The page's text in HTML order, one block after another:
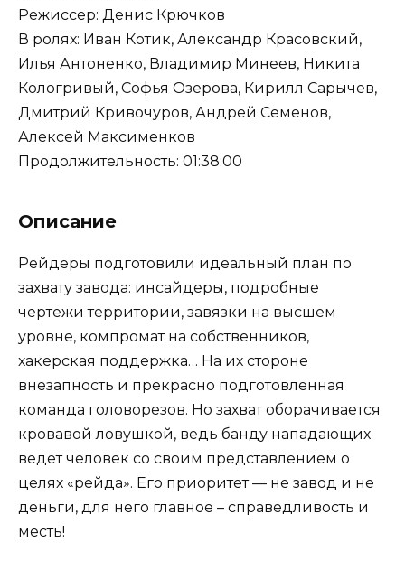
Режиссер: Денис Крючков
В ролях: Иван Котик, Александр Красовский,
Илья Антоненко, Владимир Минеев, Никита
Кологривый, Софья Озерова, Кирилл Сарычев,
Дмитрий Кривочуров, Андрей Семенов,
Алексей Максименков
Продолжительность: 01:38:00
Описание
Рейдеры подготовили идеальный план по
захвату завода: инсайдеры, подробные
чертежи территории, завязки на высшем
уровне, компромат на собственников,
хакерская поддержка… На их стороне
внезапность и прекрасно подготовленная
команда головорезов. Но захват оборачивается
кровавой ловушкой, ведь банду нападающих
ведет человек со своим представлением о
целях «рейда». Его приоритет — не завод и не
деньги, для него главное – справедливость и
месть!